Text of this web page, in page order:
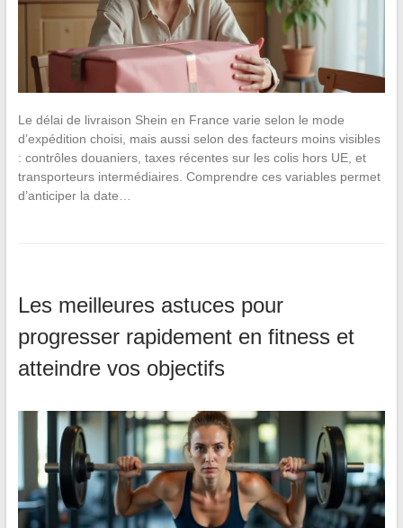
Le délai de livraison Shein en France varie selon le mode
d’expédition choisi, mais aussi selon des facteurs moins visibles
: contrôles douaniers, taxes récentes sur les colis hors UE, et
transporteurs intermédiaires. Comprendre ces variables permet
d’anticiper la date…
Les meilleures astuces pour
progresser rapidement en fitness et
atteindre vos objectifs